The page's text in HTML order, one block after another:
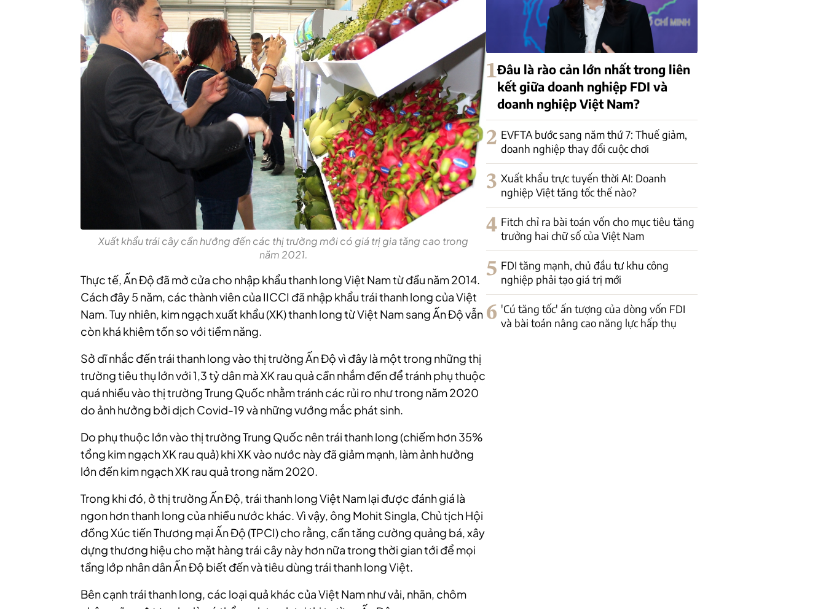
Xuất khẩu trái cây cần hướng đến các thị trường mới có giá trị gia tăng cao trong
năm 2021.
Thực tế, Ấn Độ đã mở cửa cho nhập khẩu thanh long Việt Nam từ đầu năm 2014.
Cách đây 5 năm, các thành viên của IICCI đã nhập khẩu trái thanh long của Việt
Nam. Tuy nhiên, kim ngạch xuất khẩu (XK) thanh long từ Việt Nam sang Ấn Độ vẫn
còn khá khiêm tốn so với tiềm năng.
Sở dĩ nhắc đến trái thanh long vào thị trường Ấn Độ vì đây là một trong những thị
trường tiêu thụ lớn với 1,3 tỷ dân mà XK rau quả cần nhắm đến để tránh phụ thuộc
quá nhiều vào thị trường Trung Quốc nhằm tránh các rủi ro như trong năm 2020
do ảnh hưởng bởi dịch Covid-19 và những vướng mắc phát sinh.
Do phụ thuộc lớn vào thị trường Trung Quốc nên trái thanh long (chiếm hơn 35%
tổng kim ngạch XK rau quả) khi XK vào nước này đã giảm mạnh, làm ảnh hưởng
lớn đến kim ngạch XK rau quả trong năm 2020.
Trong khi đó, ở thị trường Ấn Độ, trái thanh long Việt Nam lại được đánh giá là
ngon hơn thanh long của nhiều nước khác. Vì vậy, ông Mohit Singla, Chủ tịch Hội
đồng Xúc tiến Thương mại Ấn Độ (TPCI) cho rằng, cần tăng cường quảng bá, xây
dựng thương hiệu cho mặt hàng trái cây này hơn nữa trong thời gian tới để mọi
tầng lớp nhân dân Ấn Độ biết đến và tiêu dùng trái thanh long Việt.
Bên cạnh trái thanh long, các loại quả khác của Việt Nam như vải, nhãn, chôm
1Đâu là rào cản lớn nhất trong liên
kết giữa doanh nghiệp FDI và
doanh nghiệp Việt Nam?
2 EVFTA bước sang năm thứ 7: Thuế giảm,
doanh nghiệp thay đổi cuộc chơi
3 Xuất khẩu trực tuyến thời AI: Doanh
nghiệp Việt tăng tốc thế nào?
4 Fitch chỉ ra bài toán vốn cho mục tiêu tăng
trưởng hai chữ số của Việt Nam
5 FDI tăng mạnh, chủ đầu tư khu công
nghiệp phải tạo giá trị mới
6 'Cú tăng tốc' ấn tượng của dòng vốn FDI
và bài toán nâng cao năng lực hấp thụ